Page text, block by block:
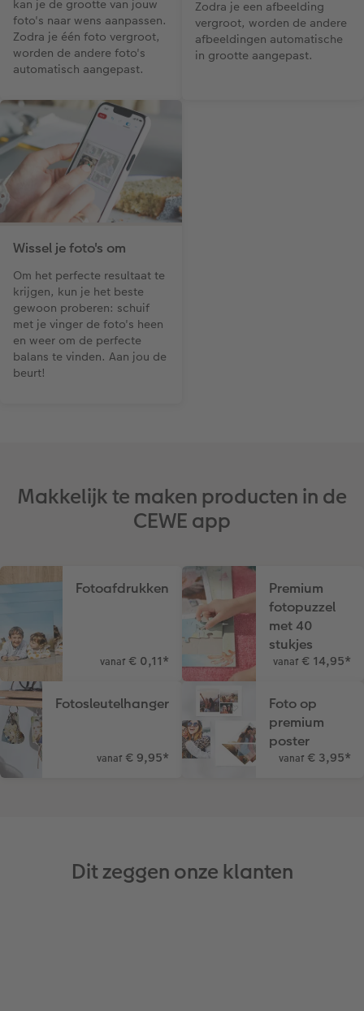
kan je de grootte van jouw
foto's naar wens aanpassen.
Zodra je één foto vergroot,
worden de andere foto's
automatisch aangepast.
Zodra je een afbeelding
vergroot, worden de andere
afbeeldingen automatische
in grootte aangepast.
Wissel je foto's om
Om het perfecte resultaat te
krijgen, kun je het beste
gewoon proberen: schuif
met je vinger de foto's heen
en weer om de perfecte
balans te vinden. Aan jou de
beurt!
Makkelijk te maken producten in de
CEWE app
Fotoafdrukken
vanaf € 0,11*
Premium
fotopuzzel
met 40
stukjes
vanaf € 14,95*
Fotosleutelhanger
vanaf € 9,95*
Foto op
premium
poster
vanaf € 3,95*
Dit zeggen onze klanten